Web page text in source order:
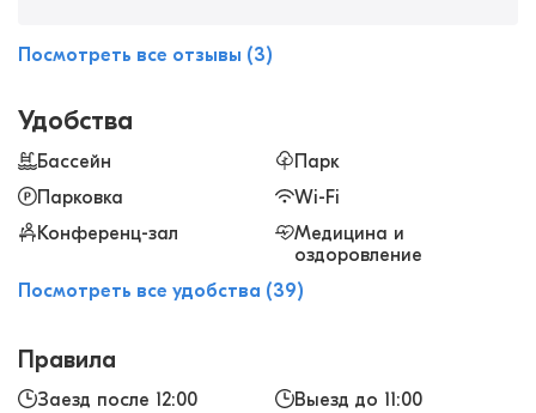
купания чувствуешь себя бодрее. Вечером
заходили в сауну в корпусе, перед сном хорошо
иногда попадали на кино и мероприятия. Номер
был аккуратный, с вай-фай и холодильником.
Питание хорошее, сбалансированное.
Посмотреть все отзывы (3)
Удобства
Бассейн
Парк
Парковка
Wi-Fi
Конференц-зал
Медицина и
оздоровление
Посмотреть все удобства (39)
Правила
Заезд после 12:00
Выезд до 11:00